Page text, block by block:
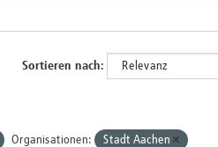
Sortieren nach
Organisationen: Stadt Aachen